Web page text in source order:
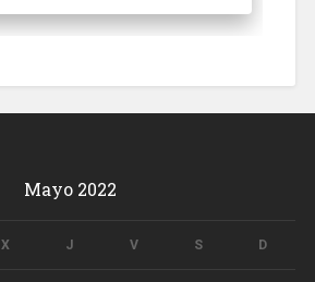
Mayo 2022
X J V S D